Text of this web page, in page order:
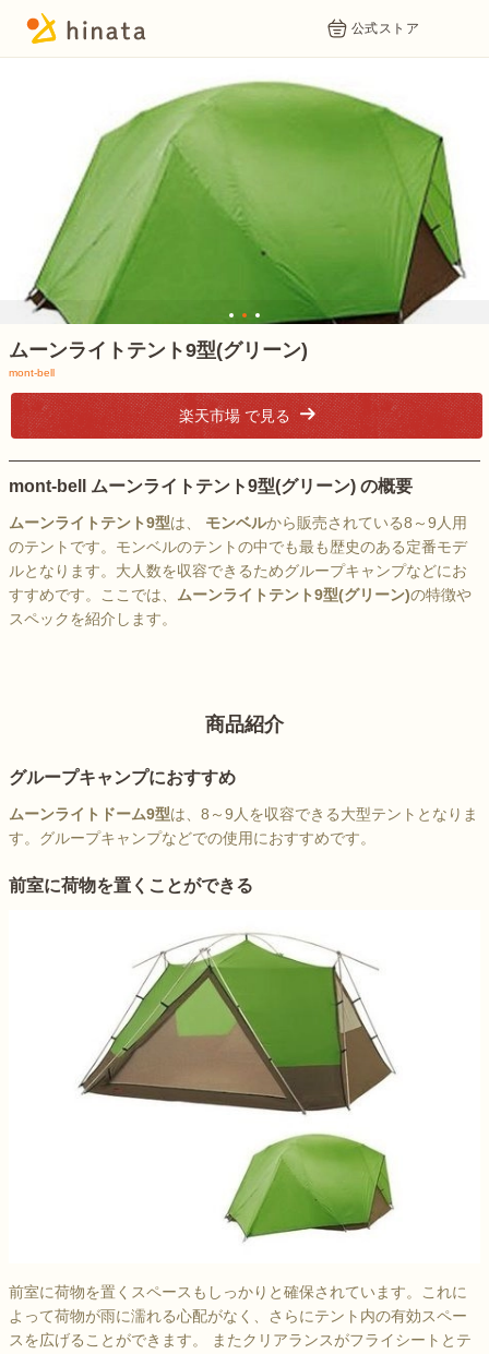
公式ストア
1 2 3
ムーンライトテント9型(グリーン)
mont-bell
楽天市場 で見る
mont-bell ムーンライトテント9型(グリーン) の概要
ムーンライトテント9型は、 モンベルから販売されている8～9人用
のテントです。モンベルのテントの中でも最も歴史のある定番モデ
ルとなります。大人数を収容できるためグループキャンプなどにお
すすめです。ここでは、 ムーンライトテント9型(グリーン)の特徴や
スペックを紹介します。
商品紹介
グループキャンプにおすすめ
ムーンライトドーム9型は、8～9人を収容できる大型テントとなりま
す。グループキャンプなどでの使用におすすめです。
前室に荷物を置くことができる
前室に荷物を置くスペースもしっかりと確保されています。これに
よって荷物が雨に濡れる心配がなく、さらにテント内の有効スペー
スを広げることができます。 またクリアランスがフライシートとテ